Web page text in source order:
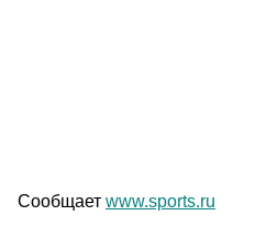
Сообщает www.sports.ru